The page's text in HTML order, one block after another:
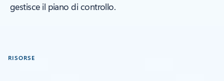
gestisce il piano di controllo.
RISORSE